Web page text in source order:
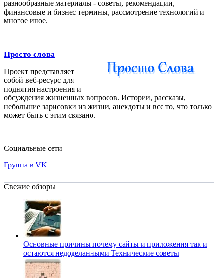
разнообразные материалы - советы, рекомендации,
финансовые и бизнес термины, рассмотрение технологий и
многое иное.
Просто слова
Проект представляет
собой веб-ресурс для
поднятия настроения и
обсуждения жизненных вопросов. Истории, рассказы,
небольшие зарисовки из жизни, анекдоты и все то, что только
может быть с этим связано.
Социальные сети
Группа в VK
Свежие обзоры
Основные причины почему сайты и приложения так и
остаются недоделанными Технические советы